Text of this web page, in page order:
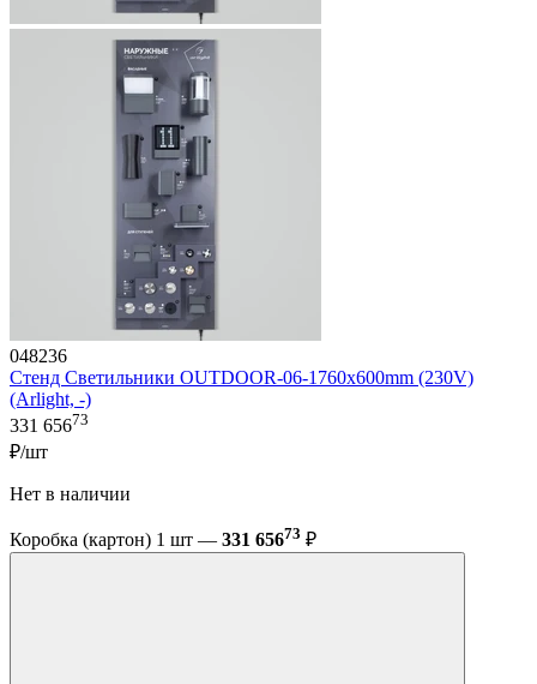
048236
Стенд Светильники OUTDOOR-06-1760x600mm (230V)
(Arlight, -)
331 65673
₽/шт
Нет в наличии
Коробка (картон) 1 шт — 331 65673 ₽